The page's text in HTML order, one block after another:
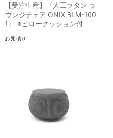
【受注生産】『人工ラタン ラ
ウンジチェア ONIX BLM-100
1』 ※ピロークッション付
お見積り